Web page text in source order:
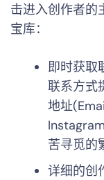
击进入创作者的
宝库：
即时获取
联系方式
地址
苦寻觅的
详细的创